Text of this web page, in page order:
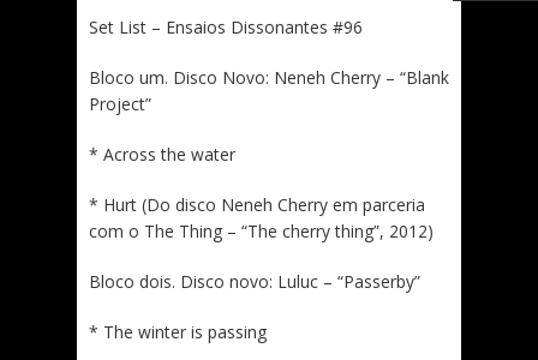
Set List – Ensaios Dissonantes #96
Bloco um. Disco Novo: Neneh Cherry – “Blank
Project”
* Across the water
* Hurt (Do disco Neneh Cherry em parceria
com o The Thing – “The cherry thing”, 2012)
Bloco dois. Disco novo: Luluc – “Passerby”
* The winter is passing